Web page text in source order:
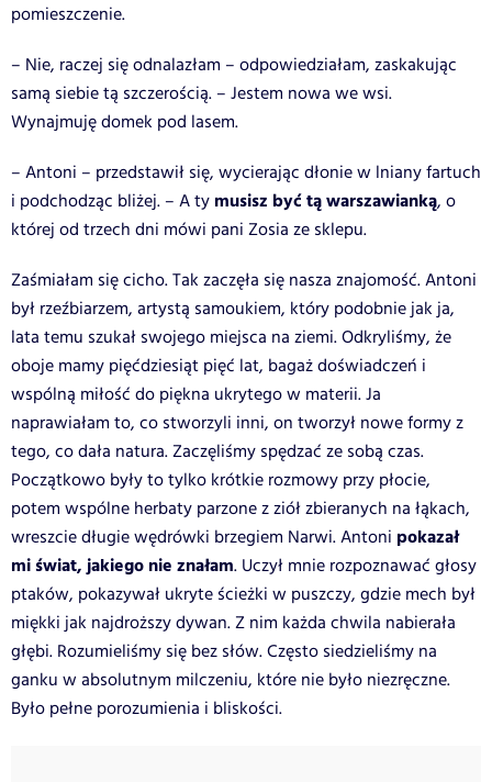
pomieszczenie.
– Nie, raczej się odnalazłam – odpowiedziałam, zaskakując
samą siebie tą szczerością. – Jestem nowa we wsi.
Wynajmuję domek pod lasem.
– Antoni – przedstawił się, wycierając dłonie w lniany fartuch
i podchodząc bliżej. – A ty musisz być tą warszawianką, o
której od trzech dni mówi pani Zosia ze sklepu.
Zaśmiałam się cicho. Tak zaczęła się nasza znajomość. Antoni
był rzeźbiarzem, artystą samoukiem, który podobnie jak ja,
lata temu szukał swojego miejsca na ziemi. Odkryliśmy, że
oboje mamy pięćdziesiąt pięć lat, bagaż doświadczeń i
wspólną miłość do piękna ukrytego w materii. Ja
naprawiałam to, co stworzyli inni, on tworzył nowe formy z
tego, co dała natura. Zaczęliśmy spędzać ze sobą czas.
Początkowo były to tylko krótkie rozmowy przy płocie,
potem wspólne herbaty parzone z ziół zbieranych na łąkach,
wreszcie długie wędrówki brzegiem Narwi. Antoni pokazał
mi świat, jakiego nie znałam. Uczył mnie rozpoznawać głosy
ptaków, pokazywał ukryte ścieżki w puszczy, gdzie mech był
miękki jak najdroższy dywan. Z nim każda chwila nabierała
głębi. Rozumieliśmy się bez słów. Często siedzieliśmy na
ganku w absolutnym milczeniu, które nie było niezręczne.
Było pełne porozumienia i bliskości.